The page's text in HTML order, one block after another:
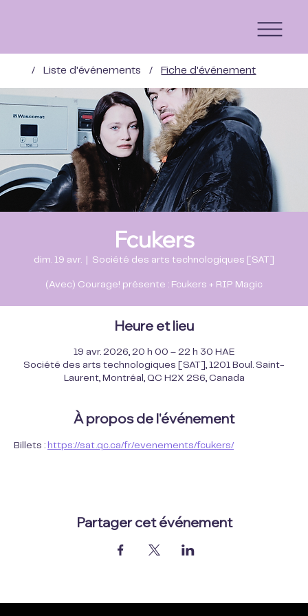
/ Liste d'événements / Fiche d'événement
Fcukers
dim. 19 avr. Société des arts technologiques [SAT]
(Avec) Courage! présente : Fcukers + RIP Magic
Heure et lieu
19 avr. 2026, 20 h 00 – 22 h 30 HAE
Société des arts technologiques [SAT], 1201 Boul. Saint-
Laurent, Montréal, QC H2X 2S6, Canada
À propos de l'événement
Billets : https://sat.qc.ca/fr/evenements/fcukers/
Partager cet événement